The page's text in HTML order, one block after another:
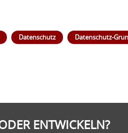
Datenschutz Datenschutz-
ENTWICKELN?